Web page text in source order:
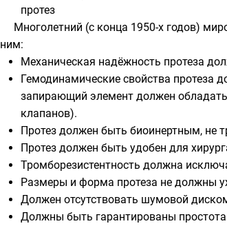
протез
Многолетний (с конца 1950-х годов)
ним:
Механическая надёжность протеза
Гемодинамические свойства протеза
запирающий элемент должен
клапанов).
Протез должен быть биоинертным, не
Протез должен быть удобен для
Тромборезистентность должна
Размеры и форма протеза не должны
Должен отсутствовать шумовой
Должны быть гарантированы простота